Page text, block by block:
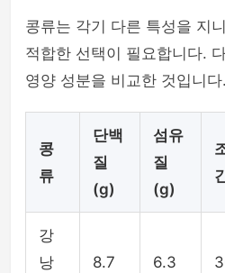
콩류는 각기 다른 특성을 지
적합한 선택이 필요합니다.
영양 성분을 비교한 것입니다.
콩
류
단백
질
(g)
섬유
질
(g)
강
낭
8.7 6.3